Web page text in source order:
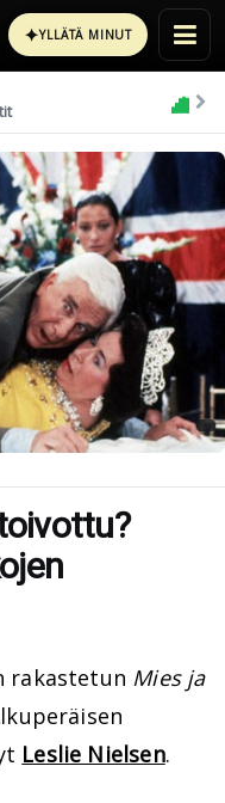
✦YLLÄTÄ MINUT
rakastetun Mies ja
Leslie Nielsen.